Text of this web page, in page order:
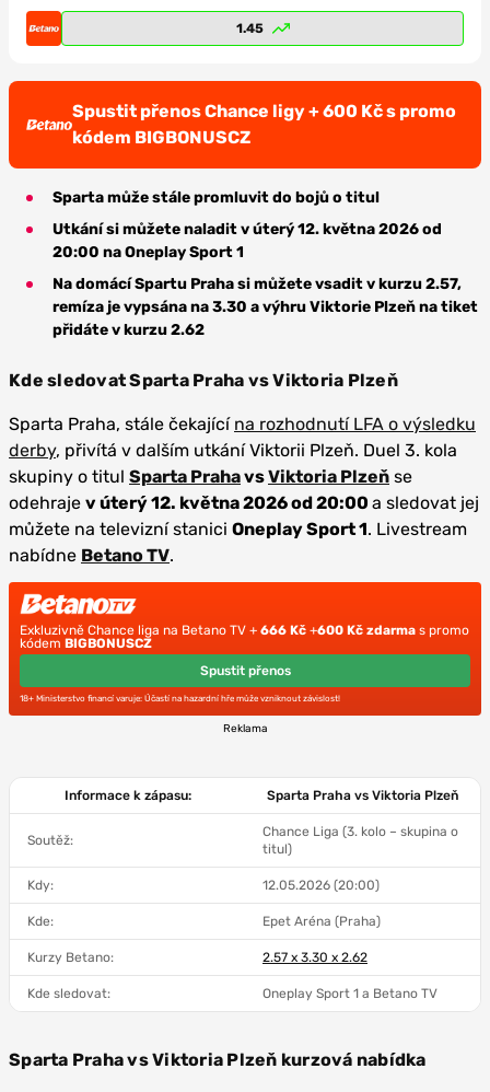
1.45
Spustit přenos Chance ligy + 600 Kč s promo
kódem BIGBONUSCZ
Sparta může stále promluvit do bojů o titul
Utkání si můžete naladit v úterý 12. května 2026 od
20:00 na Oneplay Sport 1
Na domácí Spartu Praha si můžete vsadit v kurzu 2.57,
remíza je vypsána na 3.30 a výhru Viktorie Plzeň na tiket
přidáte v kurzu2.62
Kde sledovat Sparta Praha vs Viktoria Plzeň
Sparta Praha, stále čekající na rozhodnutí LFA o výsledku
derby, přivítá v dalším utkání Viktorii Plzeň. Duel 3. kola
skupiny o titul Sparta PrahavsViktoria Plzeň se
odehraje v úterý 12. května 2026 od 20:00 a sledovat jej
můžete na televizní stanici Oneplay Sport 1. Livestream
nabídne Betano TV.
Exkluzivně Chance liga na Betano TV + 666 Kč +600 Kč zdarma s promo
kódem BIGBONUSCZ
Spustit přenos
18+ Ministerstvo financí varuje: Účastí na hazardní hře může vzniknout závislost!
Reklama
Informace k zápasu: Sparta Praha vs Viktoria Plzeň
Soutěž:
Chance Liga (3. kolo – skupina o
titul)
Kdy: 12.05.2026 (20:00)
Kde: Epet Aréna (Praha)
Kurzy Betano: 2.57 x 3.30 x 2.62
Kde sledovat: Oneplay Sport 1 a Betano TV
Sparta Praha vs Viktoria Plzeň kurzová nabídka